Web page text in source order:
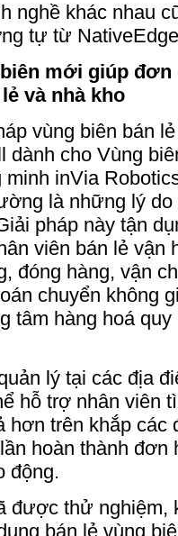
nghề khác nhau
tự từ
mới giúp đơn
và nhà kho
vùng biên bán
dành cho Vùng
minh inVia
là những lý do
pháp này tận
viên bán lẻ vận
đóng hàng, vận
chuyển không
tâm hàng hoá
lý tại các địa
hỗ trợ nhân viên
hơn trên khắp các
hoàn thành đơn
động.
được thử nghiệm,
bán lẻ vùng